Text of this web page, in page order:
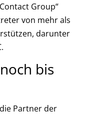
Group“
von mehr als
darunter
bis
Partner der